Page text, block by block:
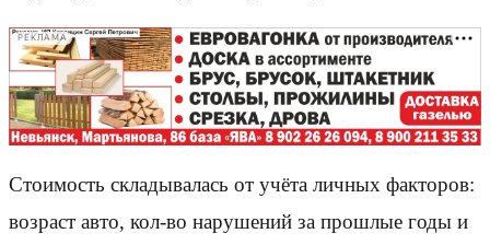
РЕКЛАМА
Стоимость складывалась от учёта личных факторов:
возраст авто, кол-во нарушений за прошлые годы и